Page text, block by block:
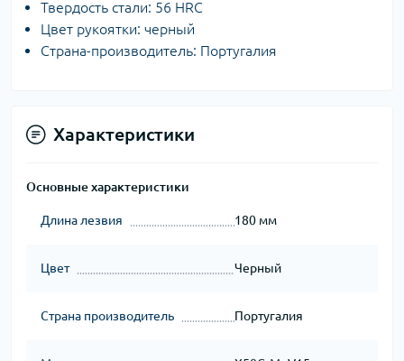
Твердость стали: 56 HRC
Цвет рукоятки: черный
Страна-производитель: Португалия
Характеристики
Основные характеристики
Длина лезвия 180 мм
Цвет Черный
Страна производитель Португалия